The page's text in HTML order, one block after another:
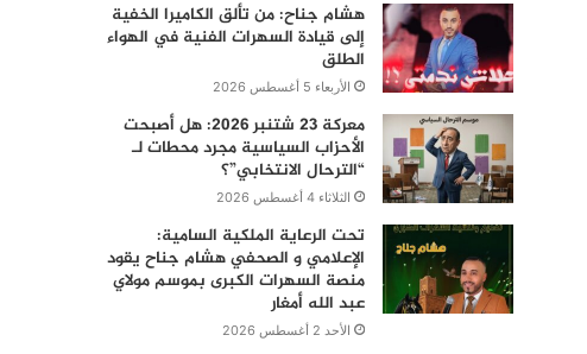
هشام جناح: من تألق الكاميرا الخفية
إلى قيادة السهرات الفنية في الهواء
الطلق
الأربعاء 5 أغسطس 2026
معركة 23 شتنبر 2026: هل أصبحت
الأحزاب السياسية مجرد محطات لـ
“الترحال الانتخابي”؟
الثلاثاء 4 أغسطس 2026
تحت الرعاية الملكية السامية:
الإعلامي و الصحفي هشام جناح يقود
منصة السهرات الكبرى بموسم مولاي
عبد الله أمغار
الأحد 2 أغسطس 2026